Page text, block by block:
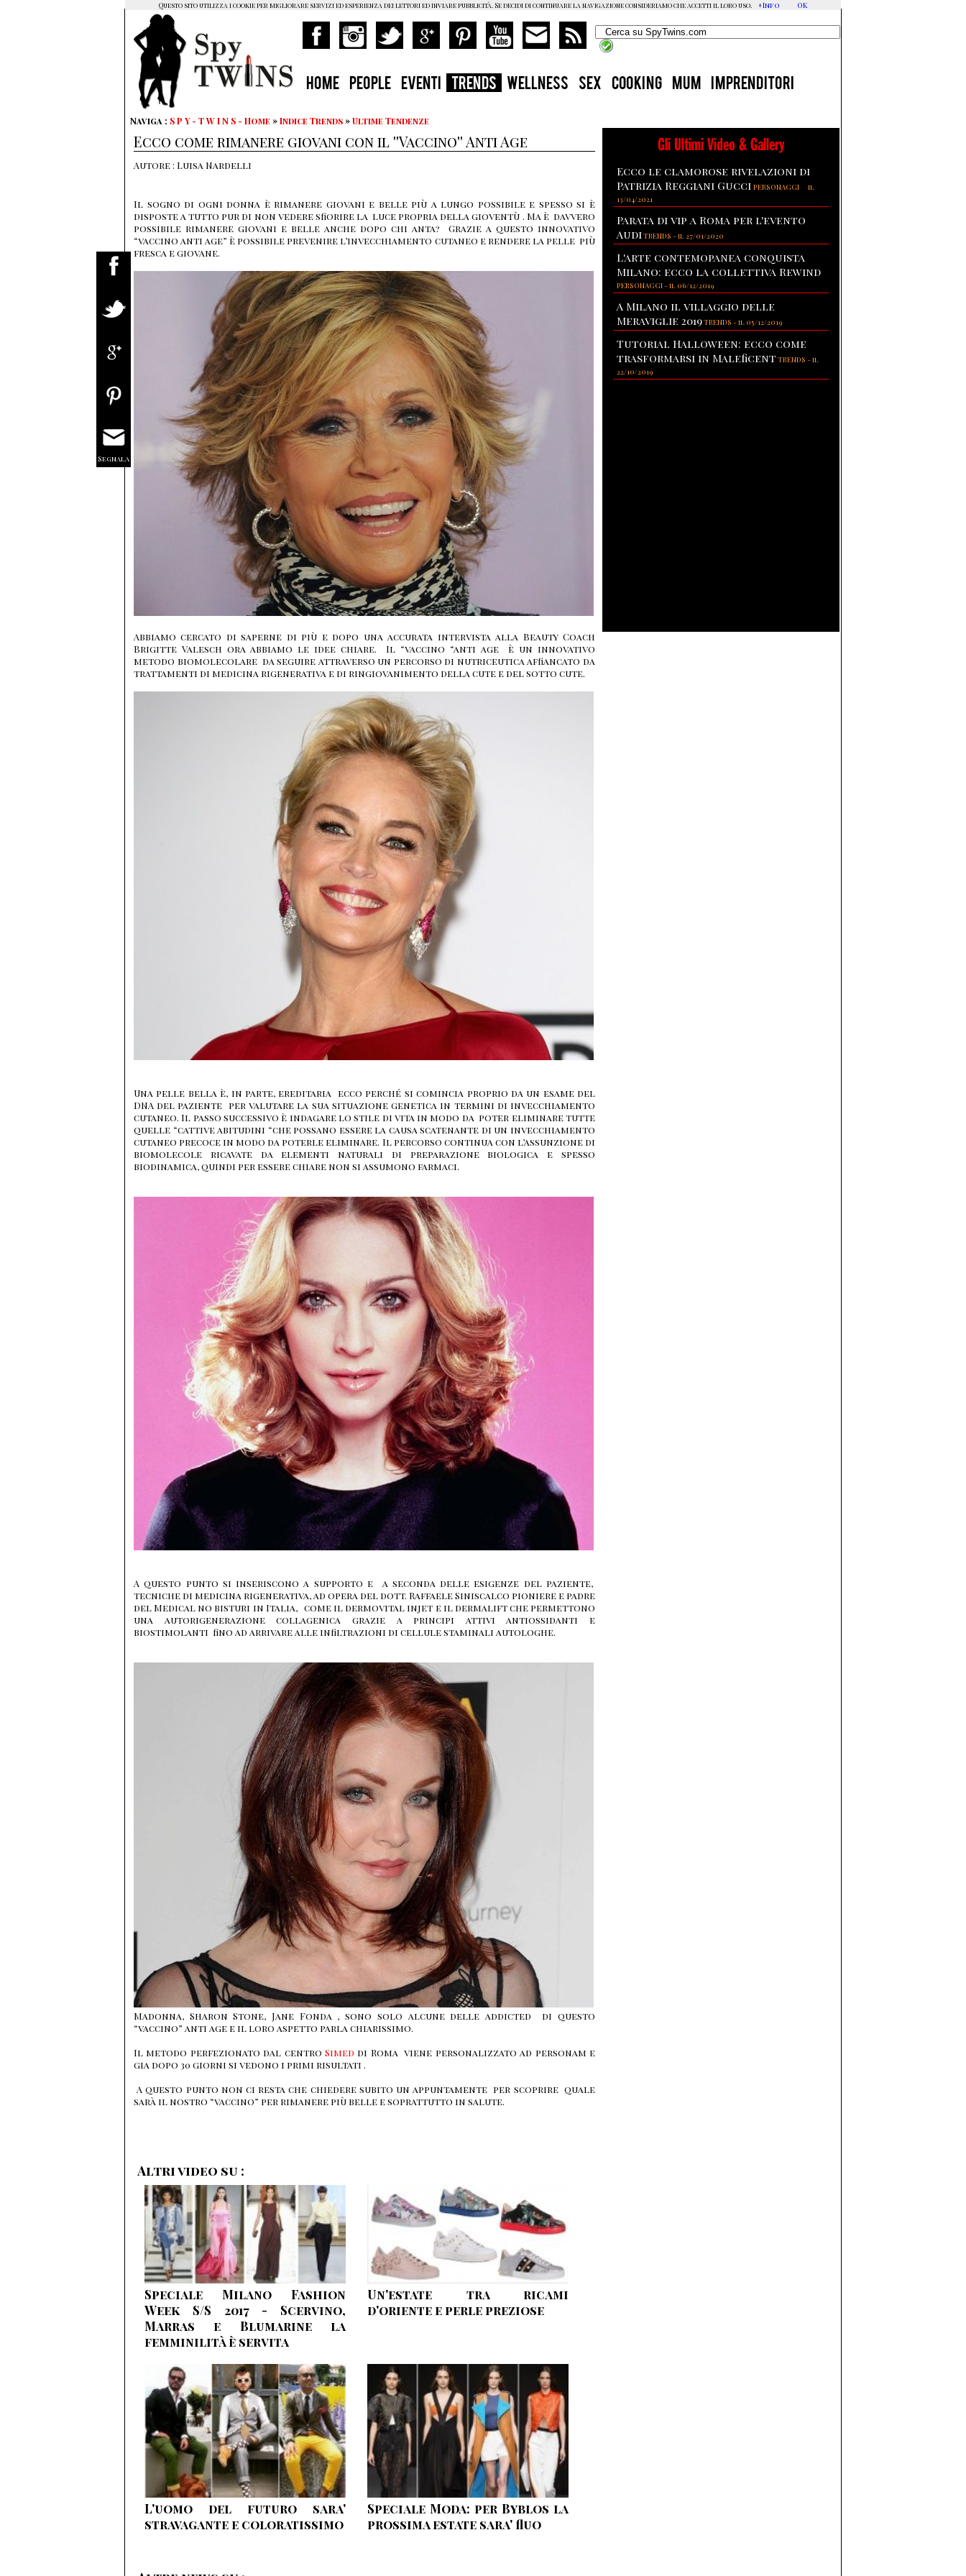
HOME PEOPLE EVENTI TRENDS WELLNESS SEX COOKING MUM IMPRENDITORI
Naviga : S P Y - T W I N S - Home »Indice Trends »Ultime Tendenze
Ecco come rimanere giovani con il ''Vaccino'' Anti Age
Autore : Luisa Nardelli
Il sogno di ogni donna è rimanere giovani e belle più a lungo possibile e spesso si è
disposte a tutto pur di non vedere sfiorire la luce propria della gioventù . Ma è davvero
possibile rimanere giovani e belle anche dopo chi anta? Grazie a questo innovativo
“vaccino anti age” è possibile prevenire l’invecchiamento cutaneo e rendere la pelle più
fresca e giovane.
Abbiamo cercato di saperne di più e dopo una accurata intervista alla Beauty Coach
Brigitte Valesch ora abbiamo le idee chiare. Il “vaccino “anti age è un innovativo
metodo biomolecolare da seguire attraverso un percorso di nutriceutica affiancato da
trattamenti di medicina rigenerativa e di ringiovanimento della cute e del sotto cute.
Una pelle bella è, in parte, ereditaria ecco perché si comincia proprio da un esame del
DNA del paziente per valutare la sua situazione genetica in termini di invecchiamento
cutaneo. Il passo successivo è indagare lo stile di vita in modo da poter eliminare tutte
quelle “cattive abitudini “che possano essere la causa scatenante di un invecchiamento
cutaneo precoce in modo da poterle eliminare. Il percorso continua con l’assunzione di
biomolecole ricavate da elementi naturali di preparazione biologica e spesso
biodinamica, quindi per essere chiare non si assumono farmaci.
A questo punto si inseriscono a supporto e a seconda delle esigenze del paziente,
tecniche di medicina rigenerativa, ad opera del dott. Raffaele Siniscalco pioniere e padre
del Medical no bisturi in Italia, come il dermovital injet e il dermalift che permettono
una autorigenerazione collagenica grazie a principi attivi antiossidanti e
biostimolanti fino ad arrivare alle infiltrazioni di cellule staminali autologhe.
Madonna, Sharon Stone, Jane Fonda , sono solo alcune delle addicted di questo
“vaccino” anti age e il loro aspetto parla chiarissimo.
Il metodo perfezionato dal centro Simed di Roma viene personalizzato ad personam e
gia dopo 30 giorni si vedono i primi risultati .
A questo punto non ci resta che chiedere subito un appuntamente per scoprire quale
sarà il nostro “vaccino” per rimanere più belle e soprattutto in salute.
Altri video su :
Speciale Milano Fashion
Week S/S 2017 - Scervino,
Marras e Blumarine la
femminilità è servita
Un'estate tra ricami
d'oriente e perle preziose
L'uomo del futuro sara'
stravagante e coloratissimo
Speciale Moda: per Byblos la
prossima estate sara' fluo
Segnala
Gli Ultimi Video & Gallery
Ecco le clamorose rivelazioni di
Patrizia Reggiani Gucci PERSONAGGI
il
13/04/2021
Parata di vip a Roma per l'evento
AudiTRENDS -il 27/01/2020
L'arte contemopanea conquista
Milano: ecco la collettiva Rewind
PERSONAGGI-il 06/12/2019
A Milano il villaggio delle
Meraviglie 2019TRENDS -il 05/12/2019
Tutorial Halloween: ecco come
trasformarsi in Maleficent TRENDS -il
22/10/2019
Questo sito utilizza i cookie per migliorare servizi ed esperienza dei lettori ed inviare pubblicità. Se decidi di continuare la navigazione consideriamo che accetti il loro uso. +Info OK